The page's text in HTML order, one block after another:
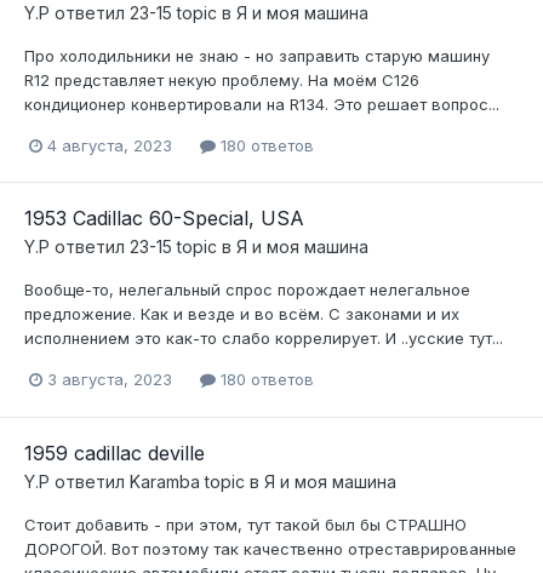
Y.P ответил 23-15 topic в Я и моя машина
Про холодильники не знаю - но заправить старую машину
R12 представляет некую проблему. На моём С126
кондиционер конвертировали на R134. Это решает вопрос...
4 августа, 2023 180 ответов
1953 Cadillac 60-Special, USA
Y.P ответил 23-15 topic в Я и моя машина
Вообще-то, нелегальный спрос порождает нелегальное
предложение. Как и везде и во всём. С законами и их
исполнением это как-то слабо коррелирует. И ..усские тут...
3 августа, 2023 180 ответов
1959 cadillac deville
Y.P ответил Karamba topic в Я и моя машина
Стоит добавить - при этом, тут такой был бы СТРАШНО
ДОРОГОЙ. Вот поэтому так качественно отреставрированные